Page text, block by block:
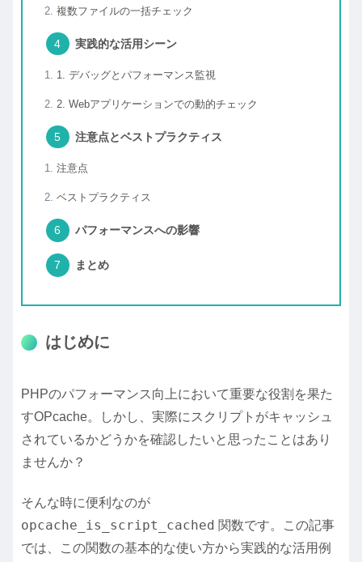
複数ファイルの一括チェック
実践的な活用シーン
1. デバッグとパフォーマンス監視
2. Webアプリケーションでの動的チェック
注意点とベストプラクティス
注意点
ベストプラクティス
パフォーマンスへの影響
まとめ
はじめに
PHPのパフォーマンス向上において重要な役割を果た
すOPcache。しかし、実際にスクリプトがキャッシュ
されているかどうかを確認したいと思ったことはあり
ませんか？
そんな時に便利なのが
opcache_is_script_cached 関数です。この記事
では、この関数の基本的な使い方から実践的な活用例